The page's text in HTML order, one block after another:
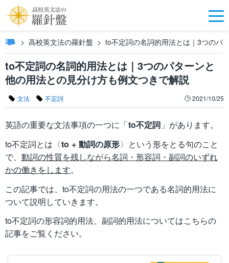
高校英文法の羅針盤 to不定詞の名詞的用法とは｜3つのパ
to不定詞の名詞的用法とは｜3つのパターンと
他の用法との見分け方も例文つきで解説
文法 不定詞 2021/10/25
英語の重要な文法事項の一つに「to不定詞 」があります。
to不定詞とは〈to + 動詞の原形〉という形をとる句のこと
で、 動詞の性質を残しながら名詞・形容詞・副詞のいずれ
かの働きをします。
この記事では、to不定詞の用法の一つである名詞的用法に
ついて説明していきます。
to不定詞の形容詞的用法、副詞的用法についてはこちらの
記事をご覧ください。